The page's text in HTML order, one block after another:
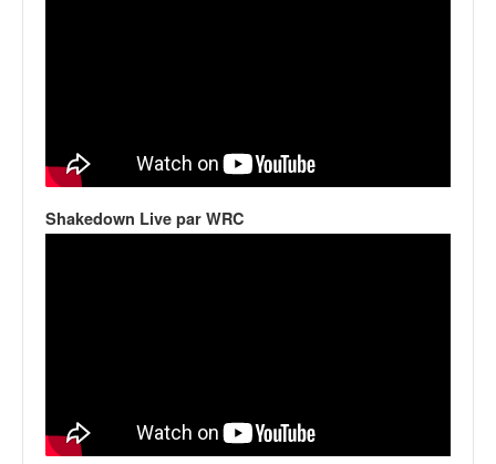
Shakedown Live par WRC